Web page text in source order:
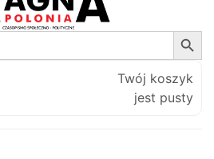
Search Button
Twój koszyk
jest pusty